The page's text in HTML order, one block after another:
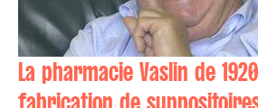
La pharmacie Vaslin de
fabrication de